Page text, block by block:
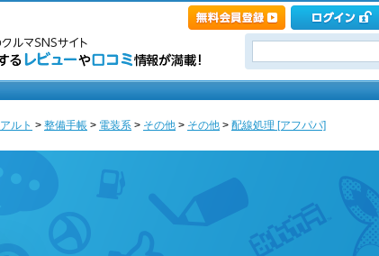
アルト > 整備手帳 > 電装系 > その他 > その他 > 配線処理 [アフパパ]